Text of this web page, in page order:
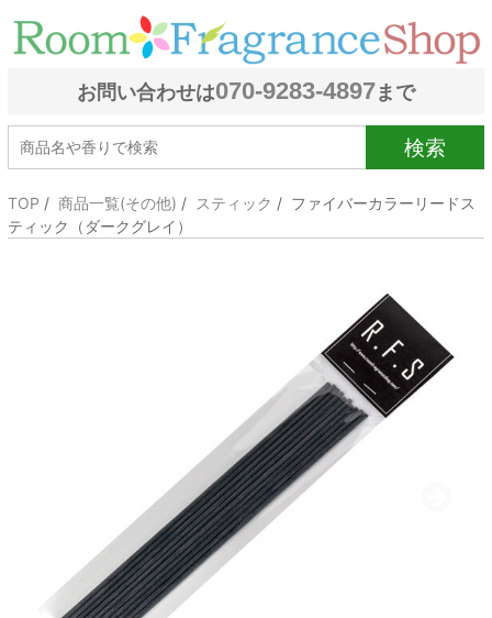
お問い合わせは070-9283-4897まで
検索
TOP / 商品一覧(その他) / スティック / ファイバーカラーリードス
ティック（ダークグレイ）